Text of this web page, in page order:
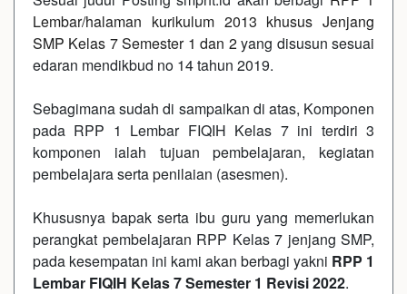
Lembar/halaman kurikulum 2013 khusus Jenjang
SMP Kelas 7 Semester 1 dan 2yang disusun sesuai
edaran mendikbud no 14 tahun 2019.
Sebagimana sudah di sampaikan di atas, Komponen
pada RPP 1 Lembar FIQIH Kelas 7 ini terdiri 3
komponen ialah tujuan pembelajaran, kegiatan
pembelajara serta penilaian (asesmen).
Khususnya bapak serta ibu guru yang memerlukan
perangkat pembelajaran RPP Kelas 7 jenjang SMP,
pada kesempatan ini kami akan berbagi yakni RPP 1
Lembar FIQIH Kelas 7 Semester 1 Revisi 2022.